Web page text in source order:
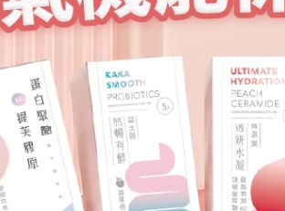
體力續航 | 活力能量胺基酸+鋅